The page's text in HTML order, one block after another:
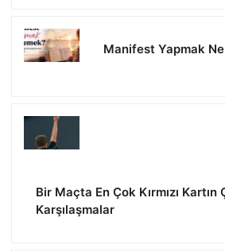
Manifest Yapmak
Bir Maçta En Çok Kırmızı Kartın
Karşılaşmalar